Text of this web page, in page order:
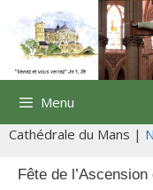
contenu
Menu
Cathédrale du Mans |
Fête de